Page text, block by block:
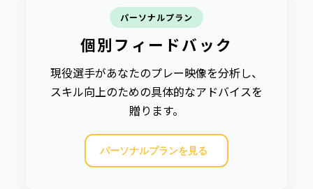
パーソナルプラン
個別フィードバック
現役選手があなたのプレー映像を分析し、
スキル向上のための具体的なアドバイスを
贈ります。
パーソナルプランを見る